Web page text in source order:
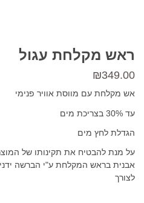
ראש מקלחת עגול
₪349.00
אש מקלחת עם מווסת אוויר פנימי
עד 30% בצריכת מים
הגדלת לחץ מים
על מנת להבטיח את תקינותו של
אבנית בראש המקלחת ע"י הברשה
לצורך